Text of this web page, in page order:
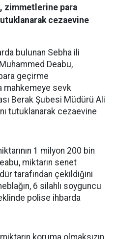
zimmetlerine para
cezaevine
bulunan Sebha ili
Deabu,
geçirme
mahkemeye sevk
Berak Şubesi Müdürü Ali
tutuklanarak cezaevine
1 milyon 200 bin
miktarın senet
tarafından çekildiğini
6 silahlı soyguncu
polise ihbarda
koruma olmaksızın